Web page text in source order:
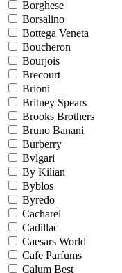
Borghese
Borsalino
Bottega Veneta
Boucheron
Bourjois
Brecourt
Brioni
Britney Spears
Brooks Brothers
Bruno Banani
Burberry
Bvlgari
By Kilian
Byblos
Byredo
Cacharel
Cadillac
Caesars World
Cafe Parfums
Calum Best